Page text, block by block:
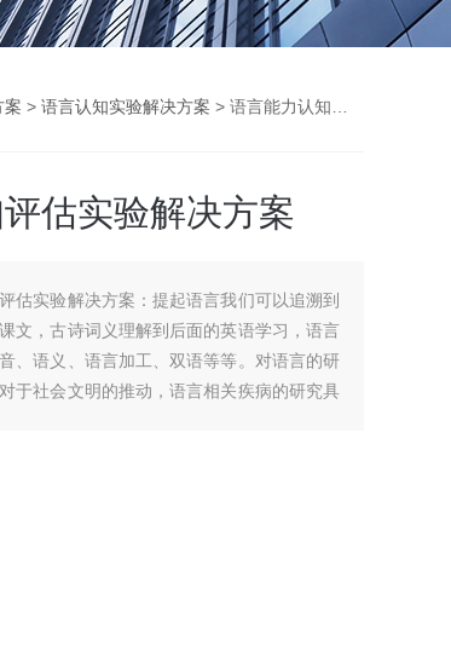
案 > 语言认知实验解决方案 > 语言能力认知评估实验解决方案
估实验解决方案
估实验解决方案：提起语言我们可以追溯到
文，古诗词义理解到后面的英语学习，语言
、语义、语言加工、双语等等。对语言的研
于社会文明的推动，语言相关疾病的研究具